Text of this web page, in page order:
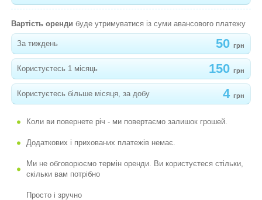
- КАЧАЛКА ЖИРАФА FISHER PRICE
- КАТАЛКА-БІГОВЕЛ ЖИРАФ LITTLE TIKES
-
РОЗУМНЕ ЦУЦЕНЧЯ FISHER PRICE
- ІГРОВИЙ ЦЕНТР BALLAPALOOZA FISHER
- ВЕСЕЛА ГУСЕНИЦЯ FISHER PRICE
- РОЗМОВЛЯЮЧА ФЕРМА CHICCO
Вартість оренди буде утримуватися із суми авансового платежу
За тиждень 50 грн
Користуєтесь 1 місяць 150 грн
Користуєтесь більше місяця, за добу 4 грн
Коли ви повернете річ - ми повертаємо залишок грошей.
Додаткових і прихованих платежів немає.
Ми не обговорюємо термін оренди. Ви користуєтеся стільки,
скільки вам потрібно
Просто і зручно